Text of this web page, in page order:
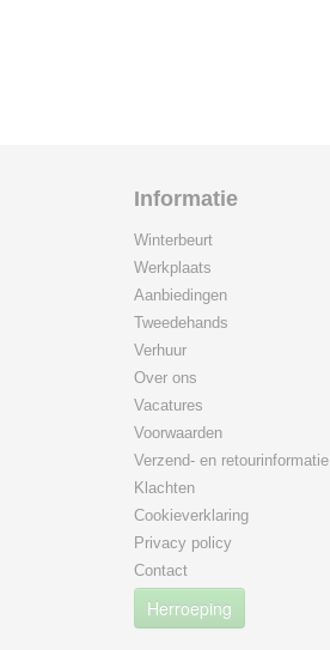
Informatie
Winterbeurt
Werkplaats
Aanbiedingen
Tweedehands
Verhuur
Over ons
Vacatures
Voorwaarden
Verzend- en retourinformatie
Klachten
Cookieverklaring
Privacy policy
Contact
Herroeping